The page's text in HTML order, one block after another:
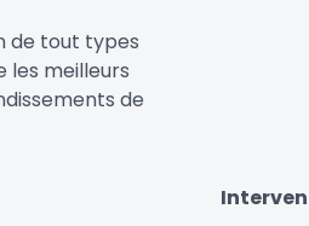
de tout types
les meilleurs
de